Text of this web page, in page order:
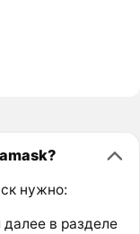
нужно:
в разделе